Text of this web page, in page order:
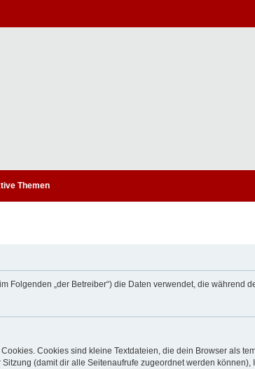
Themen
Folgenden „der Betreiber“) die Daten verwendet, die während
Cookies sind kleine Textdateien, die dein Browser als
(damit dir alle Seitenaufrufe zugeordnet werden